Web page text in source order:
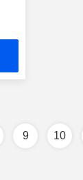
9 10